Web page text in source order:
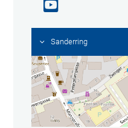
Sanderring